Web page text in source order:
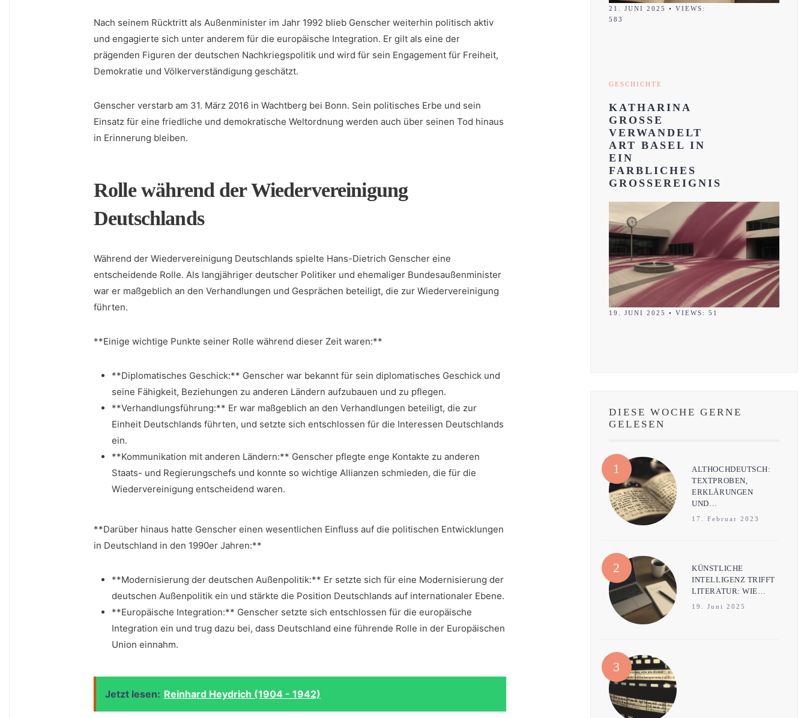
Nach seinem ‌Rücktritt als Außenminister im Jahr 1992‍ blieb Genscher weiterhin politisch aktiv
und ‍engagierte ⁣sich unter anderem ⁢für⁢ die europäische Integration. Er gilt als eine der
prägenden ⁤Figuren der deutschen Nachkriegspolitik ⁢und wird für sein Engagement für Freiheit,
Demokratie und Völkerverständigung​ geschätzt.
Genscher verstarb am 31. März 2016 in‌ Wachtberg bei Bonn. Sein‌ politisches ‌Erbe und sein
Einsatz für eine friedliche und demokratische Weltordnung⁣ werden‌ auch über seinen Tod hinaus
⁢in Erinnerung bleiben.
Rolle während‌ der‌ Wiedervereinigung
Deutschlands
Während⁤ der Wiedervereinigung Deutschlands spielte Hans-Dietrich ⁤Genscher ⁤eine
entscheidende Rolle. Als langjähriger deutscher Politiker und ehemaliger Bundesaußenminister
war er maßgeblich an den Verhandlungen‌ und Gesprächen ⁣beteiligt, ⁢die zur‍ Wiedervereinigung
führten.
**Einige wichtige‌ Punkte seiner Rolle während dieser Zeit‍ waren:**
**Diplomatisches Geschick:** Genscher war ‌bekannt für sein diplomatisches Geschick und‍
seine ​Fähigkeit, Beziehungen zu anderen Ländern aufzubauen und zu pflegen.
**Verhandlungsführung:** Er war maßgeblich an den Verhandlungen beteiligt, die​ zur
⁤Einheit Deutschlands‍ führten, ​und setzte sich entschlossen ‌für die Interessen Deutschlands
ein.
**Kommunikation mit anderen Ländern:** Genscher pflegte ​enge Kontakte⁤ zu anderen
Staats- ​und Regierungschefs ‍und ⁤konnte so wichtige Allianzen schmieden, die für die
Wiedervereinigung entscheidend ⁤waren.
**Darüber​ hinaus hatte Genscher einen⁤ wesentlichen Einfluss⁢ auf die ‌politischen Entwicklungen
⁢in⁤ Deutschland in den 1990er Jahren:**
**Modernisierung der⁤ deutschen Außenpolitik:** Er setzte sich für eine Modernisierung der
deutschen Außenpolitik⁢ ein und stärkte die Position Deutschlands auf⁤ internationaler Ebene.
**Europäische Integration:** Genscher setzte ‍sich entschlossen für die europäische
Integration ein und trug dazu bei, dass Deutschland eine ‍führende Rolle in der Europäischen
Union einnahm.
Jetzt lesen: Reinhard Heydrich (1904 - 1942)
21. JUNI 2025 • VIEWS:
583
GESCHICHTE
KATHARINA
GROSSE
VERWANDELT
ART BASEL IN
EIN
FARBLICHES
GROSSEREIGNIS
19. JUNI 2025 • VIEWS: 51
DIESE WOCHE GERNE
GELESEN
ALTHOCHDEUTSCH:
TEXTPROBEN,
ERKLÄRUNGEN
UND…
17. Februar 2023
KÜNSTLICHE
INTELLIGENZ TRIFFT
LITERATUR: WIE…
19. Juni 2025